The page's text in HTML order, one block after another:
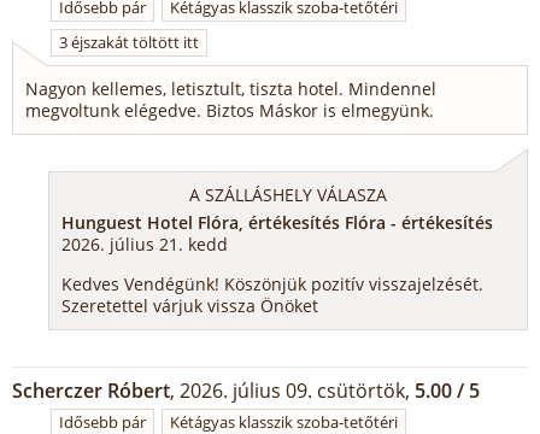
Idősebb pár
Kétágyas klasszik szoba-tetőtéri
3 éjszakát töltött itt
Nagyon kellemes, letisztult, tiszta hotel. Mindennel
megvoltunk elégedve. Biztos Máskor is elmegyünk.
A SZÁLLÁSHELY VÁLASZA
Hunguest Hotel Flóra, értékesítés Flóra - értékesítés
2026. július 21. kedd
Kedves Vendégünk! Köszönjük pozitív visszajelzését.
Szeretettel várjuk vissza Önöket
Scherczer Róbert, 2026. július 09. csütörtök, 5.00 / 5
Idősebb pár
Kétágyas klasszik szoba-tetőtéri